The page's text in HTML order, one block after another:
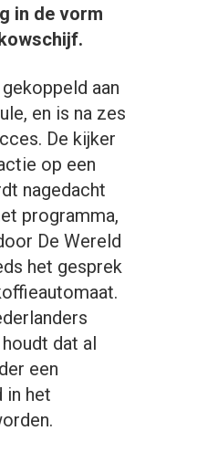
in de vorm
aan
en is na zes
De kijker
op een
nagedacht
programma,
De Wereld
het gesprek
dat al
een
in het